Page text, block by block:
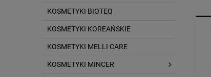
KOSMETYKI BIOTEQ
KOSMETYKI KOREAŃSKIE
KOSMETYKI MELLI CARE
KOSMETYKI MINCER